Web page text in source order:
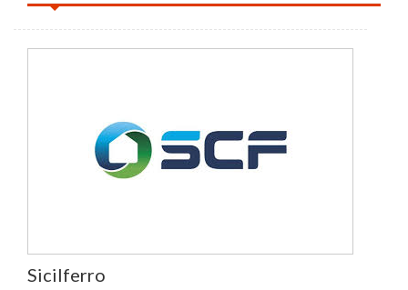
Sicilferro